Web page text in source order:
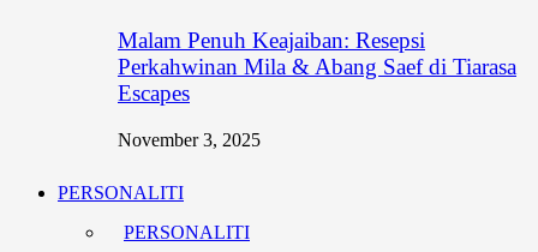
Malam Penuh Keajaiban: Resepsi
Perkahwinan Mila & Abang Saef di Tiarasa
Escapes
November 3, 2025
PERSONALITI
PERSONALITI